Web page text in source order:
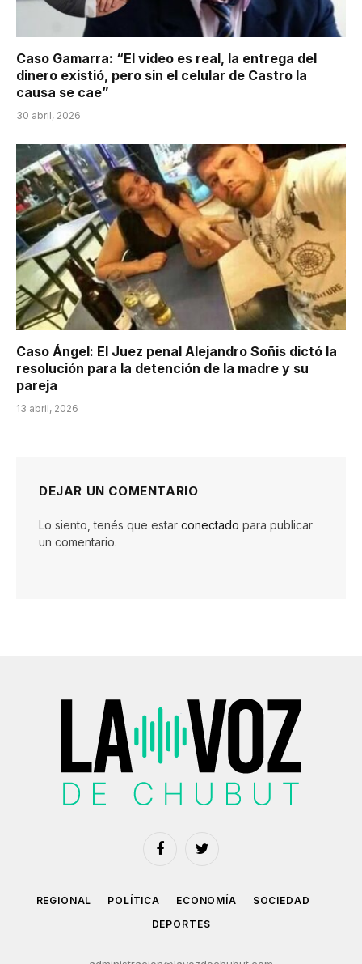
Caso Gamarra: “El video es real, la entrega del
dinero existió, pero sin el celular de Castro la
causa se cae”
30 abril, 2026
Caso Ángel: El Juez penal Alejandro Soñis dictó la
resolución para la detención de la madre y su
pareja
13 abril, 2026
DEJAR UN COMENTARIO
Lo siento, tenés que estar conectado para publicar
un comentario.
FacebookTwitter
REGIONAL POLÍTICA ECONOMÍA
SOCIEDAD
DEPORTES